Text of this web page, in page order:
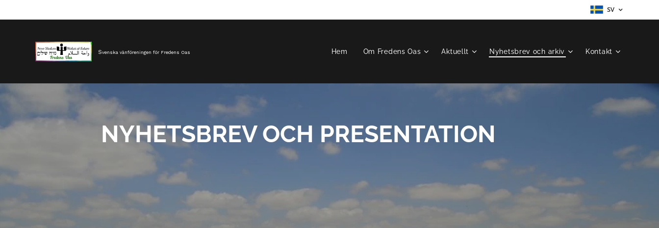
SV
Svenska vänföreningen för Fredens Oas Hem Om Fredens Oas Aktuellt Nyhetsbrev och arkiv Kontakt
NYHETSBREV OCH PRESENTATION